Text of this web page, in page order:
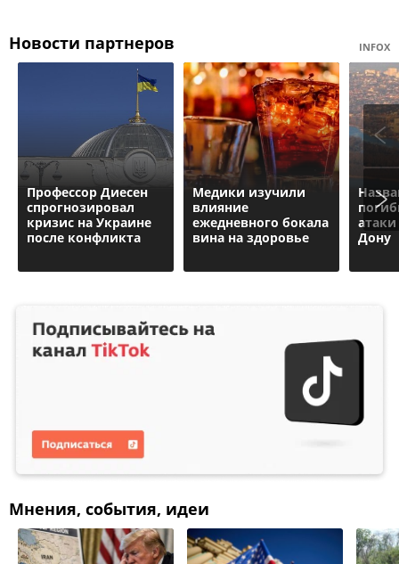
Новости партнеров INFOX
Профессор Диесен
спрогнозировал
кризис на Украине
после конфликта
Медики изучили
влияние
ежедневного бокала
вина на здоровье
Дону
Мнения, события, идеи